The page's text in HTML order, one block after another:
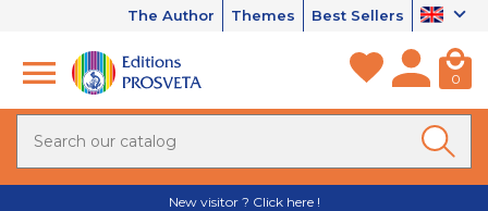
The Author Themes Best Sellers
0
New visitor ? Click here !